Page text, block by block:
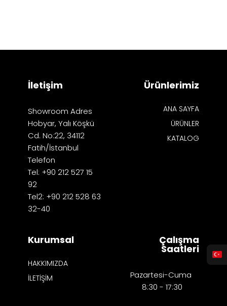
İletişim
Showroom Adres
Hobyar, Yalı Köşkü
Cd. No:22, 34112
Fatih/İstanbul
Telefon
Tel: +90 212 527 15
92
Tel2: +90 212 528 63
32-40
Ürünlerimiz
ANA SAYFA
ÜRÜNLER
KATALOG
Kurumsal
HAKKIMIZDA
İLETİŞİM
Çalışma
Saatleri
Pazartesi-Cuma
8:30 - 17:30​​